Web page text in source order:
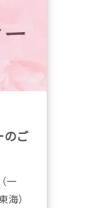
のご
一
海）